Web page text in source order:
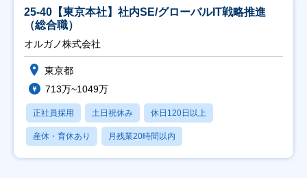
25-40【東京本社】社内SE/グローバルIT戦略推進
（総合職）
オルガノ株式会社
東京都
713万~1049万
正社員採用 土日祝休み 休日120日以上
産休・育休あり 月残業20時間以内